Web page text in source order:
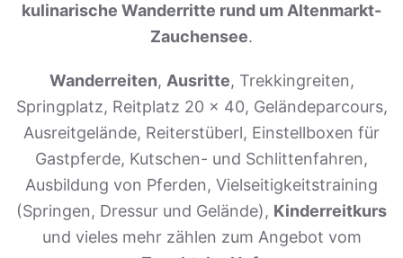
kulinarische Wanderritte rund um Altenmarkt-
Zauchensee.
Wanderreiten, Ausritte, Trekkingreiten,
Springplatz, Reitplatz 20 x 40, Geländeparcours,
Ausreitgelände, Reiterstüberl, Einstellboxen für
Gastpferde, Kutschen- und Schlittenfahren,
Ausbildung von Pferden, Vielseitigkeitstraining
(Springen, Dressur und Gelände), Kinderreitkurs
und vieles mehr zählen zum Angebot vom